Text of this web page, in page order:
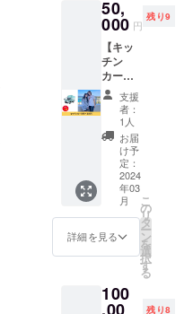
トラ リ
ア製
造)、 全
卵、麦
芽糖、
砂糖、
小麦
粉、
マーガ
リン、
植物油
脂、還
元水あ
め、レ
モン果
糖・異
性化液
リシ
ン、乳
るお名
前は備
考欄に
必ずご
記入く
ださ
い。
（例：
売上10
万円の
場合
→5%の
5,000円
分の
クーポ
ン） ■
詳細 ・
日程：
別途調
整 ・時
間：お
好きな
別途調
整（イ
ます
が、10
ンカー
が壊れ
るまで
※掲載内
容は
メール
にて打
合せさ
せてい
ただき
ます。
※ネット
ワーク
販売ま
たは企
業イ
メージ
お断り
させて
後部ド
ア・荷
台前方
壁面上
部にお
名前や
企業名
（ロゴ
可）を
大きい
サイズ
で掲載
いたし
ます。
■詳細
・サイ
ズ：B5
キッチ
ンカー
50,
000 円
残り9
【キッ
チン
カーを
呼べる
権利】
キッチ
ンカー
ナナイ
ロをあ
なたの
イベン
トや会
社に呼
べる権
利で
す。 こ
商品代
なしの
支援
者：
1人
お届
け予
定：
2024
年03
月
詳細を見る
こ
の
リ
タ
ー
ン
を
選
択
す
る
100
,00 残り8